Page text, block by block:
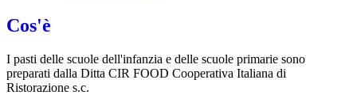
Cos'è
I pasti delle scuole dell'infanzia e delle scuole primarie sono
preparati dalla Ditta CIR FOOD Cooperativa Italiana di
Ristorazione s.c.